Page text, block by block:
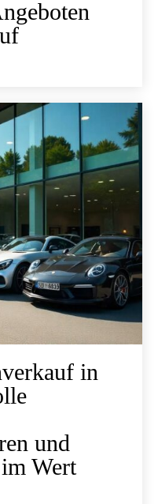
in
und
Wert